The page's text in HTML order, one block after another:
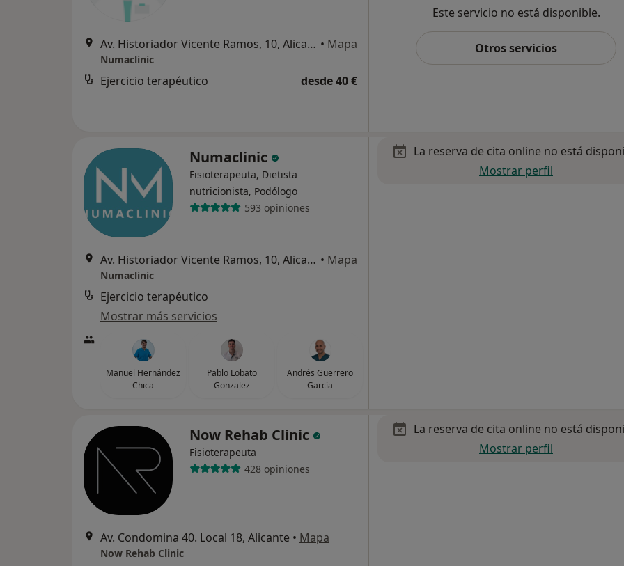
Av. Historiador Vicente Ramos, 10, Alicante • Mapa
Numaclinic
Ejercicio terapéutico desde 40 €
Este servicio no está disponible.
Otros servicios
Numaclinic
Fisioterapeuta, Dietista
nutricionista, Podólogo
593 opiniones
Av. Historiador Vicente Ramos, 10, Alicante • Mapa
Numaclinic
Ejercicio terapéutico
Mostrar más servicios
Manuel Hernández
Chica
Pablo Lobato
Gonzalez
Andrés Guerrero
García
La reserva de cita online no está
Mostrar perfil
Now Rehab Clinic
Fisioterapeuta
428 opiniones
Av. Condomina 40. Local 18, Alicante • Mapa
Now Rehab Clinic
La reserva de cita online no está
Mostrar perfil